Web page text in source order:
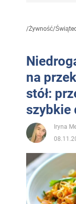
/Żywność/
na
stół:
szybkie
Iryna